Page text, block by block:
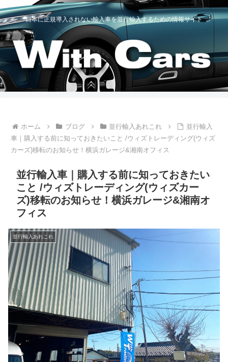
日本に正規導入されない輸入車を並行輸入するための情報サイト
ホーム ブログ 並行輸入あれこれ
並行輸入
車｜購入する前に知っておきたいこと /ウィズトレーディング(ウィズ
カーズ)移転のお知らせ！横浜ガレージ&湘南オフィス
並行輸入車｜購入する前に知っておきたい
こと /ウィズトレーディング(ウィズカー
ズ)移転のお知らせ！横浜ガレージ&湘南オ
フィス
並行輸入あれこれ